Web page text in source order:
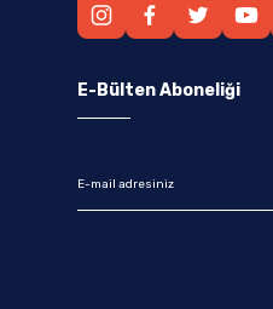
E-Bülten Aboneliği